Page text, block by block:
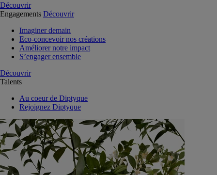
Découvrir
Engagements Découvrir
Imaginer demain
Eco-concevoir nos créations
Améliorer notre impact
S’engager ensemble
Découvrir
Talents
Au coeur de Diptyque
Rejoignez Diptyque